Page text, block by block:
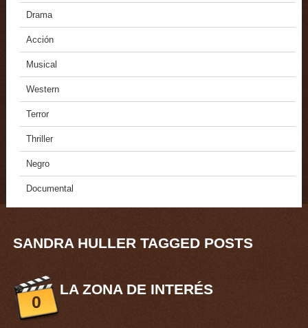
Drama
Acción
Musical
Western
Terror
Thriller
Negro
Documental
SANDRA HULLER TAGGED POSTS
0
LA ZONA DE INTERÉS